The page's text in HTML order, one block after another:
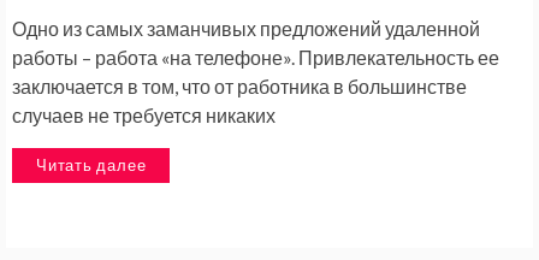
Одно из самых заманчивых предложений удаленной
работы – работа «на телефоне». Привлекательность ее
заключается в том, что от работника в большинстве
случаев не требуется никаких
Читать далее